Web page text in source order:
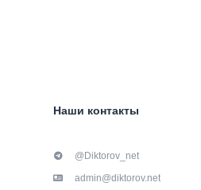
Наши контакты
@Diktorov_net
admin@diktorov.net